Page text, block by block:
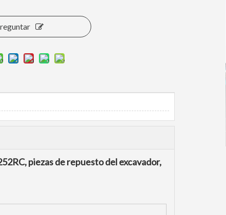
piezas de repuesto del excavador,